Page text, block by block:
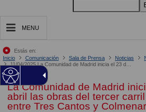
MENU
Estás en:
Inicio
Comunicación Sala de Prensa Noticias
La Comunidad de Madrid
abril las obras del tercer
entre Tres Cantos y